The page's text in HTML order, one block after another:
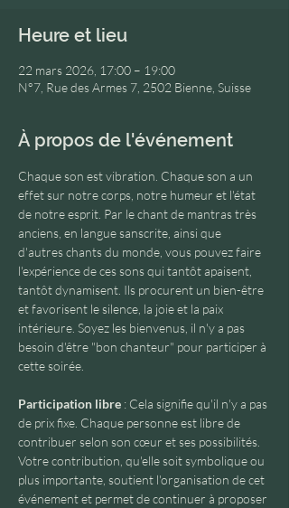
Heure et lieu
22 mars 2026, 17:00 – 19:00
N°7, Rue des Armes 7, 2502 Bienne, Suisse
À propos de l'événement
Chaque son est vibration. Chaque son a un
effet sur notre corps, notre humeur et l'état
de notre esprit. Par le chant de mantras très
anciens, en langue sanscrite, ainsi que
d'autres chants du monde, vous pouvez faire
l'expérience de ces sons qui tantôt apaisent,
tantôt dynamisent. Ils procurent un bien-être
et favorisent le silence, la joie et la paix
intérieure. Soyez les bienvenus, il n'y a pas
besoin d'être "bon chanteur" pour participer à
cette soirée.
Participation libre : Cela signifie qu'il n'y a pas
de prix fixe. Chaque personne est libre de
contribuer selon son cœur et ses possibilités.
Votre contribution, qu'elle soit symbolique ou
plus importante, soutient l'organisation de cet
événement et permet de continuer à proposer